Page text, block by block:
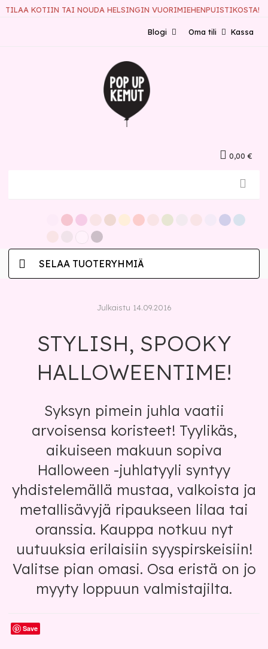
TILAA KOTIIN TAI NOUDA HELSINGIN VUORIMIEHENPUISTIKOSTA!
Kassa
Oma tili
Blogi
0,00 €
SELAA TUOTERYHMIÄ
Julkaistu 14.09.2016
STYLISH, SPOOKY
HALLOWEENTIME!
Syksyn pimein juhla vaatii
arvoisensa koristeet! Tyylikäs,
aikuiseen makuun sopiva
Halloween -juhlatyyli syntyy
yhdistelemällä mustaa, valkoista ja
metallisävyjä ripaukseen lilaa tai
oranssia. Kauppa notkuu nyt
uutuuksia erilaisiin syyspirskeisiin!
Valitse pian omasi. Osa eristä on jo
myyty loppuun valmistajilta.
Save